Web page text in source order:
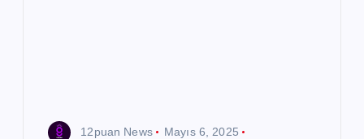
12puan News
Mayıs 6, 2025